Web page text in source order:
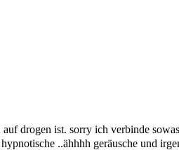
drogen ist. sorry ich verbinde
..ähhhh geräusche und